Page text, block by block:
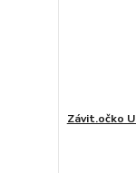
Závit.očko